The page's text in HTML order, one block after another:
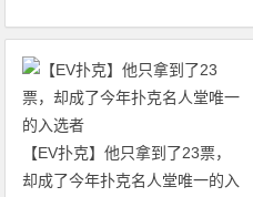
【EV扑克】他只拿到了23票，
却成了今年扑克名人堂唯一的入